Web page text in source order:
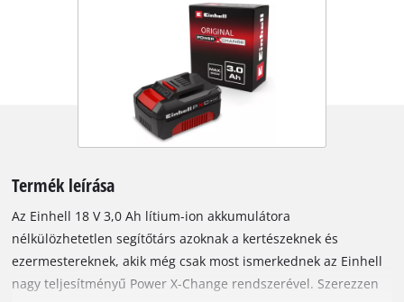
Termék leírása
Az Einhell 18 V 3,0 Ah lítium-ion akkumulátora
nélkülözhetetlen segítőtárs azoknak a kertészeknek és
ezermestereknek, akik még csak most ismerkednek az Einhell
nagy teljesítményű Power X-Change rendszerével. Szerezzen